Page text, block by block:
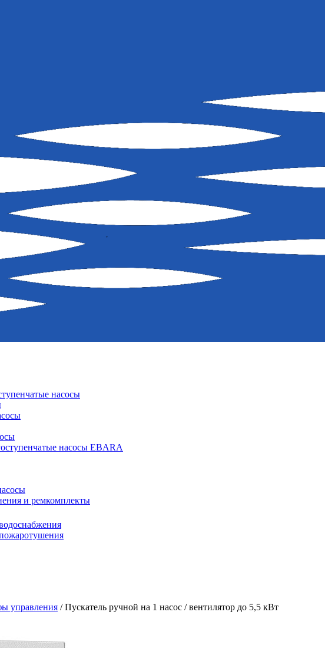
насосы
насосы EBARA
и ремкомплекты
управления /Пускатель ручной на 1 насос / вентилятор до 5,5 кВт